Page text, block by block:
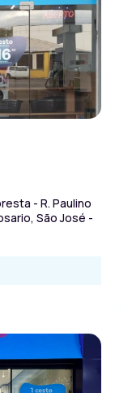
- R. Paulino
São José -